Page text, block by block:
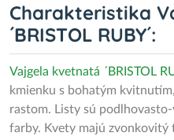
Charakteristika
´BRISTOL RUBY´:
Vajgela kvetnatá ´BRISTOL
kmienku s bohatým
rastom. Listy sú
farby. Kvety majú zvonkovitý